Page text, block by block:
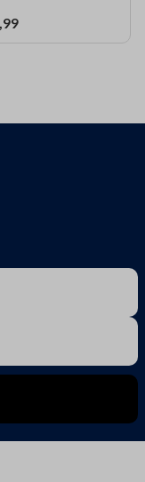
99